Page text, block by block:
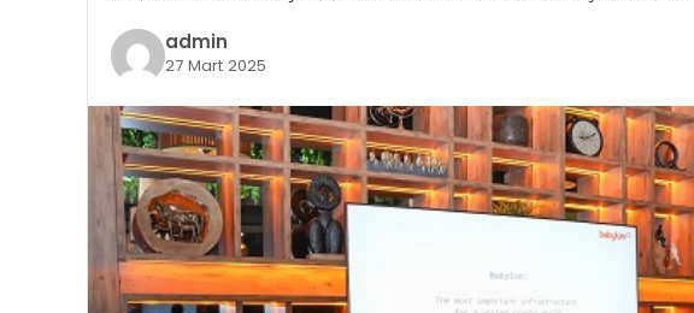
admin
27 Mart 2025